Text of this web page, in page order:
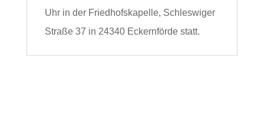
Uhr in der Friedhofskapelle, Schleswiger
Straße 37 in 24340 Eckernförde statt.